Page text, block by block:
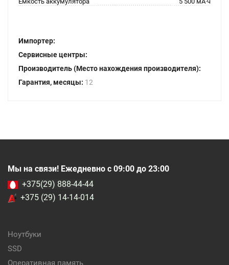
Импортер:
Сервисные центры:
Производитель (Место нахождения производителя):
Гарантия, месяцы: 12
Мы на связи! Ежедневно с 09:00 до 23:00
+375(29) 888-44-44
+375 (29) 14-14-014
Ноутбуки
SSD
Оперативная память